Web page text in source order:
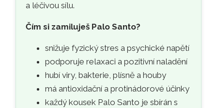
a léčivou sílu.
Čím si zamiluješ Palo Santo?
snižuje fyzický stres a psychické napětí
podporuje relaxaci a pozitivní naladění
hubí viry, bakterie, plísně a houby
má antioxidační a protinádorové účinky
každý kousek Palo Santo je sbírán s